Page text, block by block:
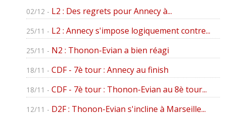
02/12 - L2 : Des regrets pour Annecy à...
25/11 - L2 : Annecy s'impose logiquement contre...
25/11 - N2 : Thonon-Evian a bien réagi
18/11 - CDF - 7è tour : Annecy au finish
18/11 - CDF - 7è tour : Thonon-Evian au 8è tour...
12/11 - D2F : Thonon-Evian s'incline à Marseille...